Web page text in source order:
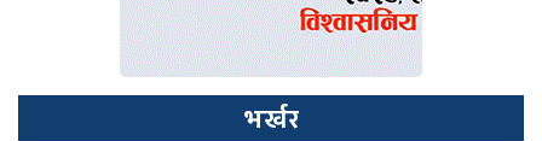
भर्खर